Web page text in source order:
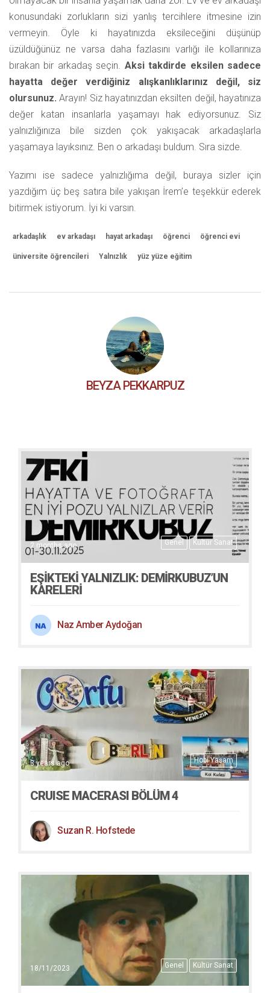
konusundaki zorlukların sizi yanlış tercihlere itmesine izin
vermeyin. Öyle ki hayatınızda eksileceğini düşünüp
üzüldüğünüz ne varsa daha fazlasını varlığı ile kollarınıza
bırakan bir arkadaş seçin. Aksi takdirde eksilen sadece
hayatta değer verdiğiniz alışkanlıklarınız değil, siz
olursunuz. Arayın! Siz hayatınızdan eksilten değil, hayatınıza
değer katan insanlarla yaşamayı hak ediyorsunuz. Siz
yalnızlığınıza bile sizden çok yakışacak arkadaşlarla
yaşamaya layıksınız. Ben o arkadaşı buldum. Sıra sizde.
Yazımı ise sadece yalnızlığıma değil, buraya sizler için
yazdığım üç beş satıra bile yakışan İrem’e teşekkür ederek
bitirmek istiyorum. İyi ki varsın.
arkadaşlık ev arkadaşı hayat arkadaşı öğrenci öğrenci evi
üniversite öğrencileri Yalnızlık yüz yüze eğitim
BEYZA PEKKARPUZ
Genel Kültür Sanat
2 months ago
EŞIKTEKI YALNIZLIK: DEMIRKUBUZ’UN
KARELERI
Naz Amber Aydoğan
Hobi Yaşam
3 years ago
CRUISE MACERASI BÖLÜM 4
Suzan R. Hofstede
Genel Kültür Sanat
18/11/2023